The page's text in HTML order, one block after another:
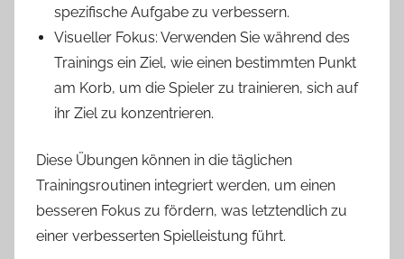
spezifische Aufgabe zu verbessern.
Visueller Fokus: Verwenden Sie während des
Trainings ein Ziel, wie einen bestimmten Punkt
am Korb, um die Spieler zu trainieren, sich auf
ihr Ziel zu konzentrieren.
Diese Übungen können in die täglichen
Trainingsroutinen integriert werden, um einen
besseren Fokus zu fördern, was letztendlich zu
einer verbesserten Spielleistung führt.